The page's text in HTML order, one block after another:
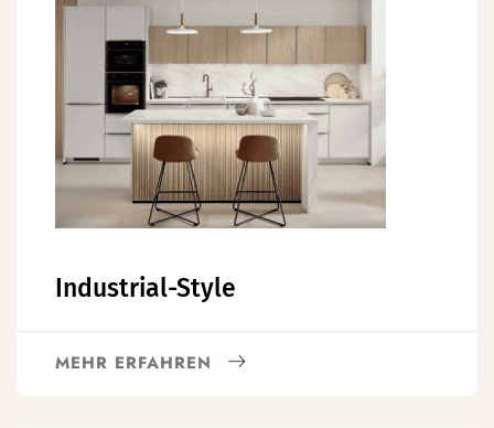
Industrial-Style
MEHR ERFAHREN